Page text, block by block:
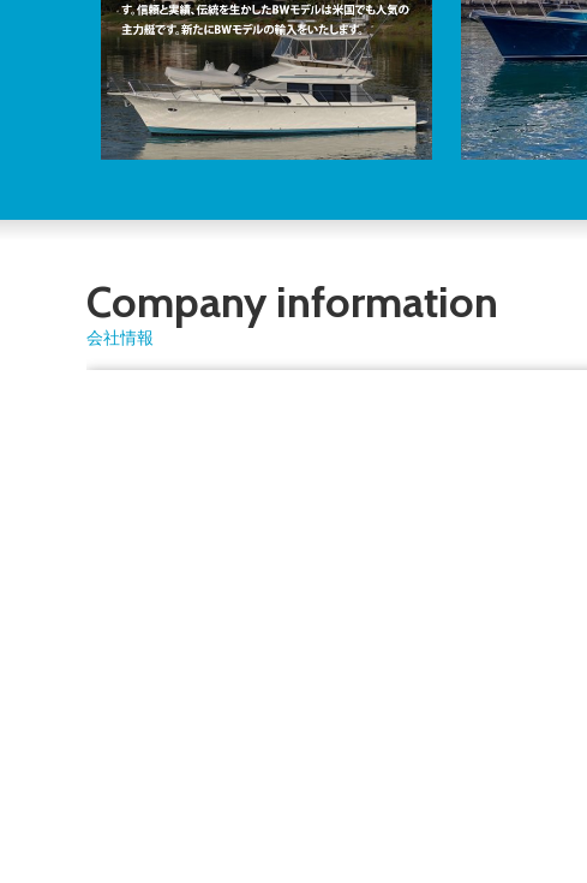
Company information
会社情報